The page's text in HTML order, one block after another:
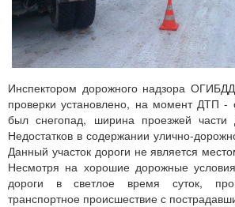
Инспектором дорожного надзора
проверки установлено, на момент ДТП -
был снегопад, ширина проезжей
Недостатков в содержании улично-
Данный участок дороги не является
Несмотря на хорошие дорожные
дороги в светлое время суток,
транспортное происшествие с